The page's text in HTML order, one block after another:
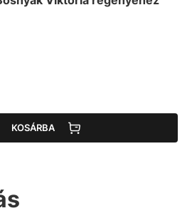
KOSÁRBA